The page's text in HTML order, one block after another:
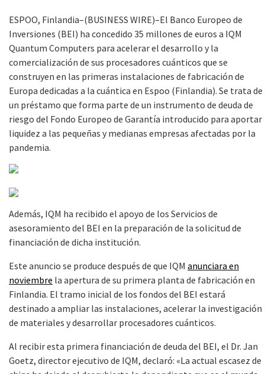
ESPOO, Finlandia–(BUSINESS WIRE)–El Banco Europeo de
Inversiones (BEI) ha concedido 35 millones de euros a IQM
Quantum Computers para acelerar el desarrollo y la
comercialización de sus procesadores cuánticos que se
construyen en las primeras instalaciones de fabricación de
Europa dedicadas a la cuántica en Espoo (Finlandia). Se trata de
un préstamo que forma parte de un instrumento de deuda de
riesgo del Fondo Europeo de Garantía introducido para aportar
liquidez a las pequeñas y medianas empresas afectadas por la
pandemia.
Además, IQM ha recibido el apoyo de los Servicios de
asesoramiento del BEI en la preparación de la solicitud de
financiación de dicha institución.
Este anuncio se produce después de que IQM anunciara en
noviembre la apertura de su primera planta de fabricación en
Finlandia. El tramo inicial de los fondos del BEI estará
destinado a ampliar las instalaciones, acelerar la investigación
de materiales y desarrollar procesadores cuánticos.
Al recibir esta primera financiación de deuda del BEI, el Dr. Jan
Goetz, director ejecutivo de IQM, declaró: «La actual escasez de